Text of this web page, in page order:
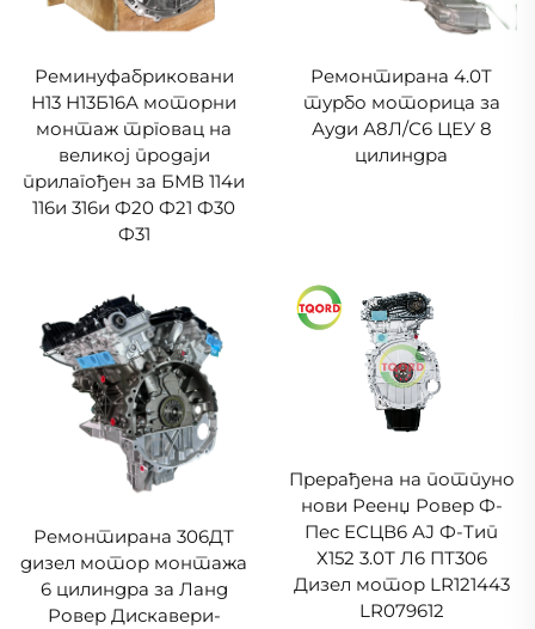
Реминуфабриковани
Н13 Н13Б16А моторни
монтаж трговац на
великој продаји
прилагођен за БМВ 114и
116и 316и Ф20 Ф21 Ф30
Ф31
Ремонтирана 4.0T
турбо моторица за
Ауди А8Л/С6 ЦЕУ 8
цилиндра
Ремонтирана 306ДТ
дизел мотор монтажа
6 цилиндра за Ланд
Ровер Дискавери-
Прерађена на потпуно
нови Реенџ Ровер Ф-
Пес ЕСЦВ6 АЈ Ф-Тип
Х152 3.0Т Л6 ПТ306
Дизел мотор LR121443
LR079612